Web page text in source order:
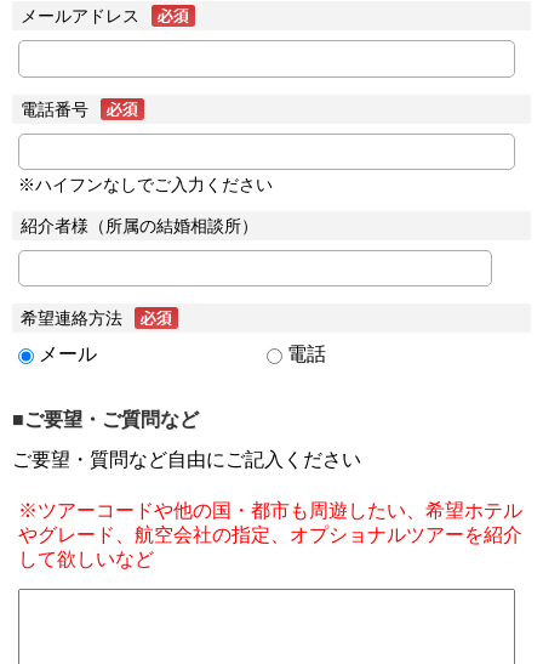
メールアドレス
電話番号
※ハイフンなしでご入力ください
紹介者様（所属の結婚相談所）
希望連絡方法
メール 電話
■ご要望・ご質問など
ご要望・質問など自由にご記入ください
※ツアーコードや他の国・都市も周遊したい、希望ホテル
やグレード、航空会社の指定、オプショナルツアーを紹介
して欲しいなど